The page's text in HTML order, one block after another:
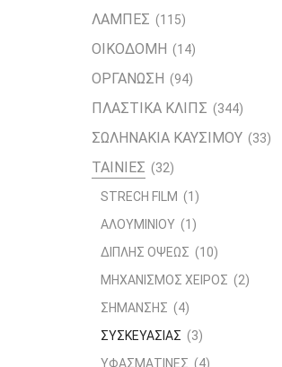
ΛΑΜΠΕΣ (115)
ΟΙΚΟΔΟΜΗ (14)
ΟΡΓΑΝΩΣΗ (94)
ΠΛΑΣΤΙΚΑ ΚΛΙΠΣ (344)
ΣΩΛΗΝΑΚΙΑ ΚΑΥΣΙΜΟΥ (33)
ΤΑΙΝΙΕΣ (32)
STRECH FILM (1)
ΑΛΟΥΜΙΝΙΟΥ (1)
ΔΙΠΛΗΣ ΟΨΕΩΣ (10)
ΜΗΧΑΝΙΣΜΟΣ ΧΕΙΡΟΣ (2)
ΣΗΜΑΝΣΗΣ (4)
ΣΥΣΚΕΥΑΣΙΑΣ (3)
ΥΦΑΣΜΑΤΙΝΕΣ (4)